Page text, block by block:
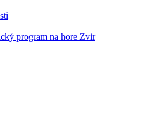
program na hore Zvir